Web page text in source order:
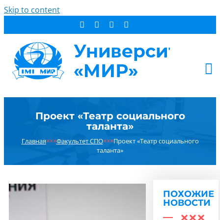
Skip to content
СТУДЕНТУ
НОВОСТИ
Проект «Театр социального
таланта»
Главная×××Факультет СПО×××Проект «Театр социального
таланта»
ПОХОЖИЕ
НОВОСТИ